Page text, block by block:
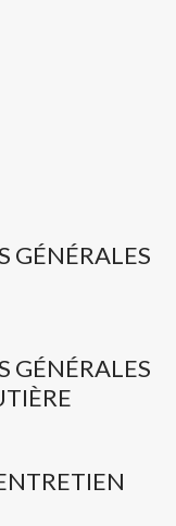
GÉNÉRALES
GÉNÉRALES